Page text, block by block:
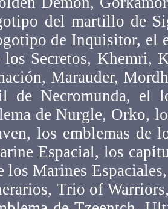
del martillo de
de Inquisitor, el
los Secretos, Khemri,
Marauder,
de Necromunda, el
de Nurgle, Orko,
los emblemas de
Espacial, los
los Marines
Trio of